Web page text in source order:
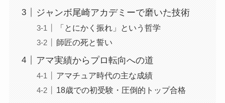
ジャンボ尾崎アカデミーで磨いた技術
「とにかく振れ」という哲学
師匠の死と誓い
アマ実績からプロ転向への道
アマチュア時代の主な成績
18歳での初受験・圧倒的トップ合格